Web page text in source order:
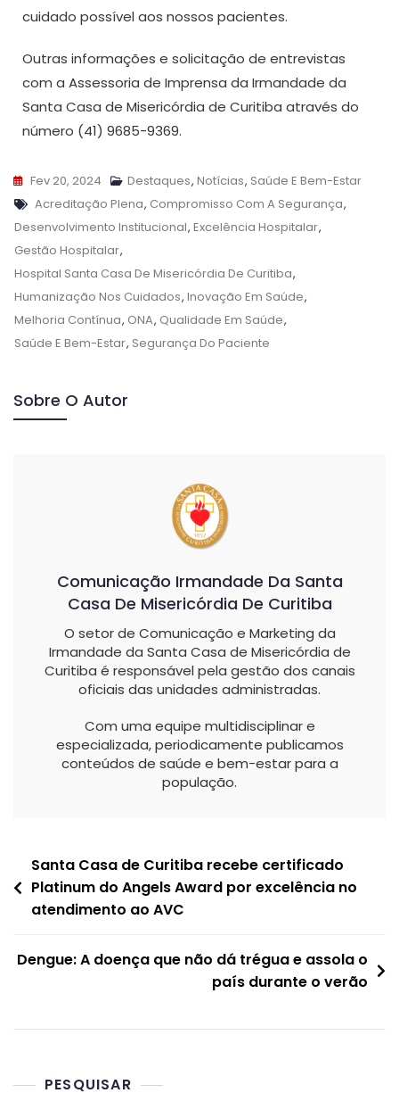
cuidado possível aos nossos pacientes.
Outras informações e solicitação de entrevistas
com a Assessoria de Imprensa da Irmandade da
Santa Casa de Misericórdia de Curitiba através do
número (41) 9685-9369.
Fev 20, 2024 Destaques, Notícias, Saúde E Bem-Estar
Acreditação Plena, Compromisso Com A Segurança,
Desenvolvimento Institucional, Excelência Hospitalar,
Gestão Hospitalar,
Hospital Santa Casa De Misericórdia De Curitiba,
Humanização Nos Cuidados, Inovação Em Saúde,
Melhoria Contínua, ONA, Qualidade Em Saúde,
Saúde E Bem-Estar, Segurança Do Paciente
Sobre O Autor
Comunicação Irmandade Da Santa
Casa De Misericórdia De Curitiba
O setor de Comunicação e Marketing da
Irmandade da Santa Casa de Misericórdia de
Curitiba é responsável pela gestão dos canais
oficiais das unidades administradas.
Com uma equipe multidisciplinar e
especializada, periodicamente publicamos
conteúdos de saúde e bem-estar para a
população.
Santa Casa de Curitiba recebe certificado
Platinum do Angels Award por excelência no
atendimento ao AVC
Dengue: A doença que não dá trégua e assola o
país durante o verão
PESQUISAR